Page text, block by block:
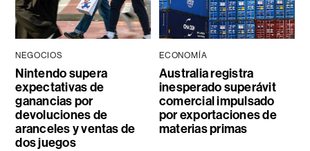
NEGOCIOS
Nintendo supera
expectativas de
ganancias por
devoluciones de
aranceles y ventas de
dos juegos
ECONOMÍA
Australia registra
inesperado superávit
comercial impulsado
por exportaciones de
materias primas